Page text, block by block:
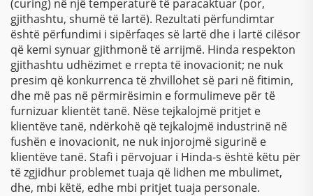
(curing) në një temperaturë të paracaktuar (por,
gjithashtu, shumë të lartë). Rezultati përfundimtar
është përfundimi i sipërfaqes së lartë dhe i lartë cilësor
që kemi synuar gjithmonë të arrijmë. Hinda respekton
gjithashtu udhëzimet e rrepta të inovacionit; ne nuk
presim që konkurrenca të zhvillohet së pari në fitimin,
dhe më pas në përmirësimin e formulimeve për të
furnizuar klientët tanë. Nëse tejkalojmë pritjet e
klientëve tanë, ndërkohë që tejkalojmë industrinë në
fushën e inovacionit, ne nuk injorojmë sigurinë e
klientëve tanë. Stafi i përvojuar i Hinda-s është këtu për
të zgjidhur problemet tuaja që lidhen me mbulimet,
dhe, mbi këtë, edhe mbi pritjet tuaja personale.